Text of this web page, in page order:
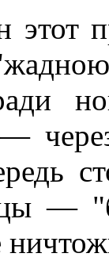
этот
—
—